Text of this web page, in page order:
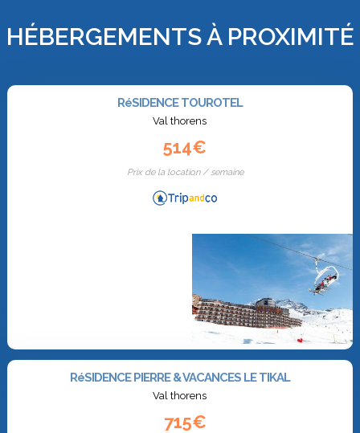
HÉBERGEMENTS À PROXIMITÉ
RéSIDENCE TOUROTEL
Val thorens
514€
Prix de la location / semaine
RéSIDENCE PIERRE & VACANCES LE TIKAL
Val thorens
715€